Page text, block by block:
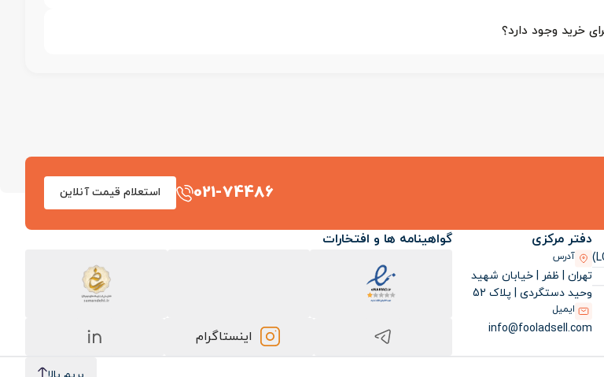
021-74486 استعلام قیمت آنلاین
دفتر مرکزی
آدرس
تهران | ظفر | خیابان شهید
وحید دستگردی | پلاک 52
ایمیل
info@fooladsell.com
گواهینامه ها و افتخارات
اینستاگرام